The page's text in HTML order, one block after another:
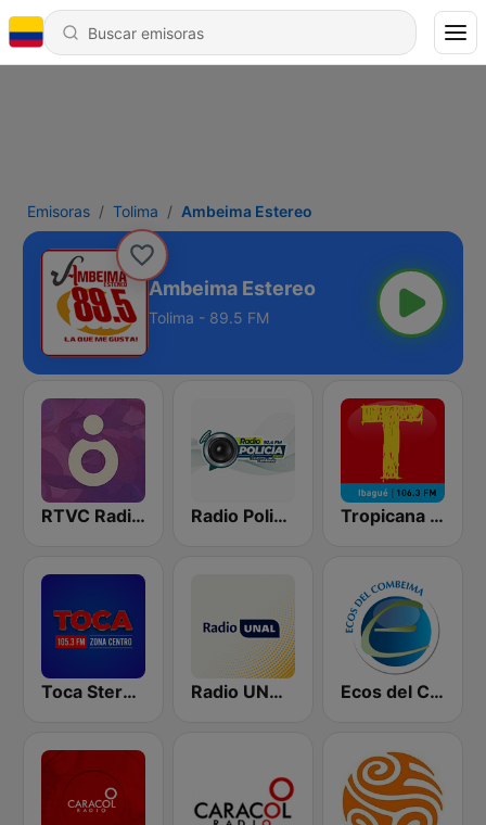
Emisoras Tolima Ambeima Estereo
Ambeima Estereo
Tolima - 89.5 FM
RTVC Radiónica Radio Policía 92.4 FM Tropicana Ibagué
Toca Stereo 105.3 FM Radio UNAL 98.5 FM Bogotá - National University of Colombia - UNIMEDIOS Ecos del Combeima 790 AM